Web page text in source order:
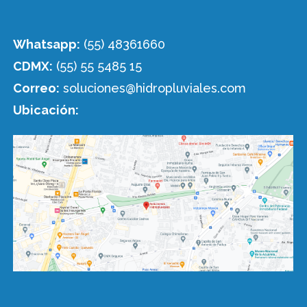
Whatsapp: (55) 48361660
CDMX: (55) 55 5485 15
Correo: soluciones@hidropluviales.com
Ubicación: